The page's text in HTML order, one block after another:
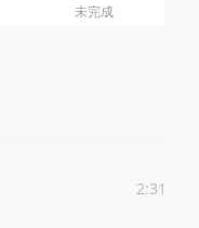
未完成
2:31